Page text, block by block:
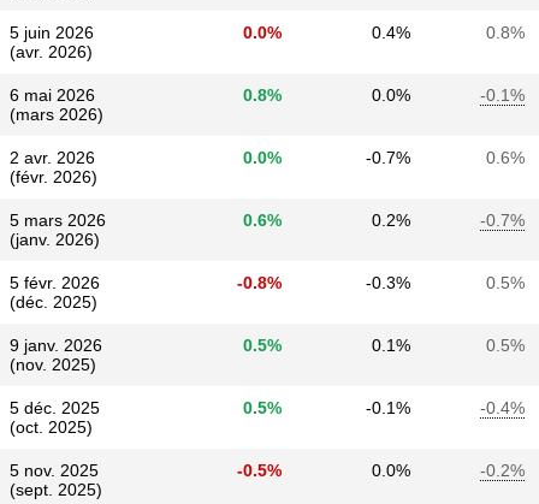
5 juin 2026
(avr. 2026)
0.0% 0.4% 0.8%
6 mai 2026
(mars 2026)
0.8% 0.0% -0.1%
2 avr. 2026
(févr. 2026)
0.0% -0.7% 0.6%
5 mars 2026
(janv. 2026)
0.6% 0.2% -0.7%
5 févr. 2026
(déc. 2025)
-0.8% -0.3% 0.5%
9 janv. 2026
(nov. 2025)
0.5% 0.1% 0.5%
5 déc. 2025
(oct. 2025)
0.5% -0.1% -0.4%
5 nov. 2025
(sept. 2025)
-0.5% 0.0% -0.2%